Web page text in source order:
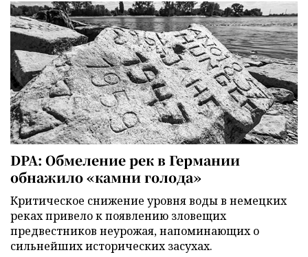
DPA: Обмеление рек в Германии
обнажило «камни голода»
Критическое снижение уровня воды в немецких
реках привело к появлению зловещих
предвестников неурожая, напоминающих о
сильнейших исторических засухах.